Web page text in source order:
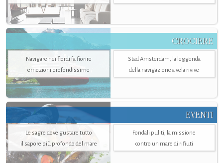
CROCIERE
Navigare nei fiordi fa fiorire
emozioni profondissime
Stad Amsterdam, la leggenda
della navigazione a vela rivive
EVENTI
Le sagre dove gustare tutto
il sapore più profondo del mare
Fondali puliti, la missione
contro un mare di rifiuti